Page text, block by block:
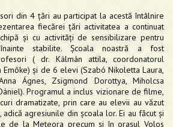
din 4 țări au participat la acestă întâlnire
fiecărei țări activitatea a continuat
și cu activități de sensibilizare pentru
stabilite. Școala noastră a fost
( dr. Kálmán attila, coordonatorul
Emőke) și de 6 elevi (Szabó Nikoletta Laura,
Ágnes, Zsigmond Dorottya, Miholcsa
Programul a inclus vizionare de filme,
dramatizate, prin care au elevii au văzut
agresiunile din școala lor. Ei au făcut și
de la Meteora precum și în orașul Volos